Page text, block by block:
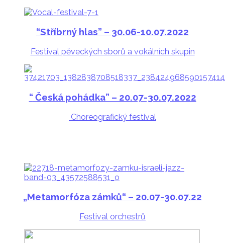
“Stříbrný hlas” – 30.06-10.07.2022
Festival pěveckých sborů a vokálních skupin
“ Česká pohádka” – 20.07-30.07.2022
Choreografický festival
„Metamorfóza zámků“ – 20.07-30.07.22
Festival orchestrů